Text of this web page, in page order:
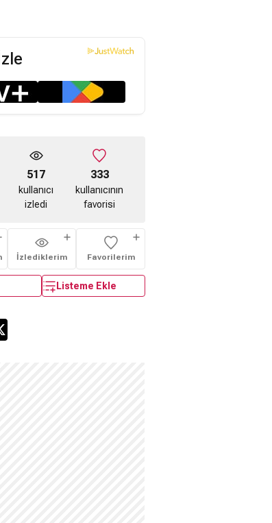
517
kullanıcı
izledi
333
kullanıcının
favorisi
İzlediklerim Favorilerim
Listeme Ekle